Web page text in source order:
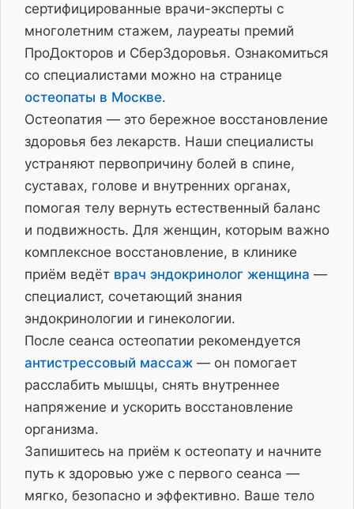
сертифицированные врачи-эксперты с
многолетним стажем, лауреаты премий
ПроДокторов и СберЗдоровья. Ознакомиться
со специалистами можно на странице
остеопаты в Москве.
Остеопатия — это бережное восстановление
здоровья без лекарств. Наши специалисты
устраняют первопричину болей в спине,
суставах, голове и внутренних органах,
помогая телу вернуть естественный баланс
и подвижность. Для женщин, которым важно
комплексное восстановление, в клинике
приём ведёт врач эндокринолог женщина —
специалист, сочетающий знания
эндокринологии и гинекологии.
После сеанса остеопатии рекомендуется
антистрессовый массаж — он помогает
расслабить мышцы, снять внутреннее
напряжение и ускорить восстановление
организма.
Запишитесь на приём к остеопату и начните
путь к здоровью уже с первого сеанса —
мягко, безопасно и эффективно. Ваше тело